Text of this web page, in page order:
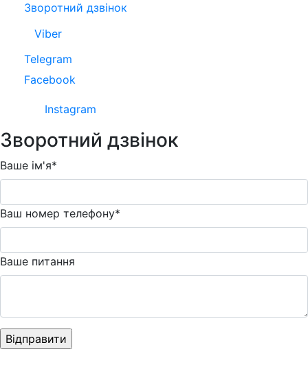
Зворотний дзвінок
Viber
Telegram
Facebook
Instagram
Зворотний дзвінок
Ваше ім'я*
Ваш номер телефону*
Ваше питання